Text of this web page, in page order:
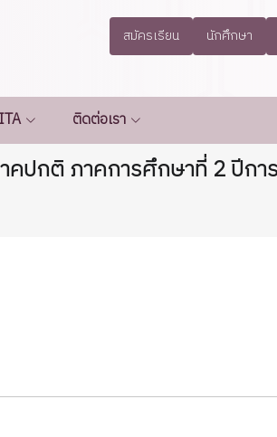
สมัครเรียน นักศึกษา
ติดต่อเรา
คปกติ ภาคการศึกษาที่ 2 ปีก